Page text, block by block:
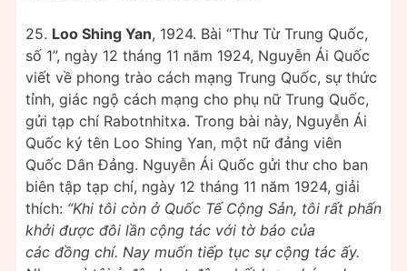
25. Loo Shing Yan, 1924. Bài “Thư Từ Trung Quốc,
số 1”, ngày 12 tháng 11 năm 1924, Nguyễn Ái Quốc
viết về phong trào cách mạng Trung Quốc, sự thức
tỉnh, giác ngộ cách mạng cho phụ nữ Trung Quốc,
gửi tạp chí Rabotnhitxa. Trong bài này, Nguyễn Ái
Quốc ký tên Loo Shing Yan, một nữ đảng viên
Quốc Dân Đảng. Nguyễn Ái Quốc gửi thư cho ban
biên tập tạp chí, ngày 12 tháng 11 năm 1924, giải
thích: “Khi tôi còn ở Quốc Tế Cộng Sản, tôi rất phấn
khởi được đôi lần cộng tác với tờ báo của
các đồng chí. Nay muốn tiếp tục sự cộng tác ấy.